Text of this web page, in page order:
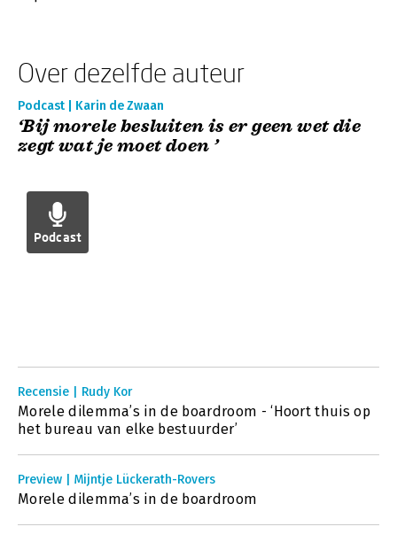
Over dezelfde auteur
Podcast | Karin de Zwaan
‘Bij morele besluiten is er geen wet die
zegt wat je moet doen ’
Podcast
Recensie | Rudy Kor
Morele dilemma’s in de boardroom - ‘Hoort thuis op
het bureau van elke bestuurder’
Preview | Mijntje Lückerath-Rovers
Morele dilemma’s in de boardroom